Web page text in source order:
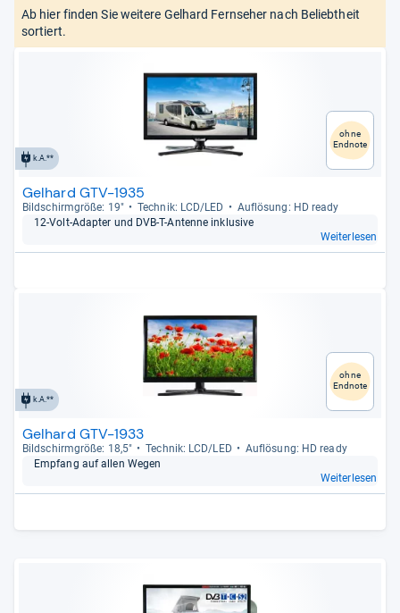
Ab hier finden Sie weitere Gelhard Fernseher nach Beliebtheit
sortiert.
k.A.**
ohne
Endnote
Gelhard GTV-1935
Bild­schirm­größe: 19" Tech­nik: LCD/LED
Auf­lö­sung: HD ready
12-​Volt-​Adap­ter und DVB-​T-​Antenne inklu­sive
Weiterlesen
k.A.**
ohne
Endnote
Gelhard GTV-1933
Bild­schirm­größe: 18,5" Tech­nik: LCD/LED
Auf­lö­sung: HD ready
Emp­fang auf allen Wegen
Weiterlesen